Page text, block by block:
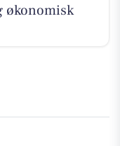
økonomisk